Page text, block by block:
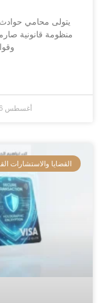
يتولى محامي
منظومة قانونية
أغسطس 6, 2026
القضايا والاستشارات